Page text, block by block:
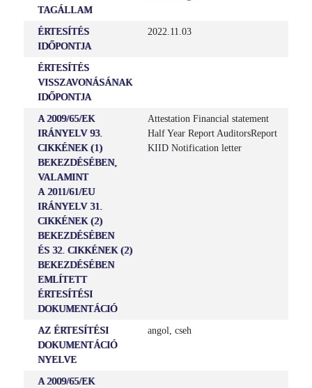
TAGÁLLAM
ÉRTESÍTÉS
IDŐPONTJA
2022.11.03
ÉRTESÍTÉS
VISSZAVONÁSÁNAK
IDŐPONTJA
A 2009/65/EK
IRÁNYELV 93.
CIKKÉNEK (1)
BEKEZDÉSÉBEN,
VALAMINT
A 2011/61/EU
IRÁNYELV 31.
CIKKÉNEK (2)
BEKEZDÉSÉBEN
ÉS 32. CIKKÉNEK (2)
BEKEZDÉSÉBEN
EMLÍTETT
ÉRTESÍTÉSI
DOKUMENTÁCIÓ
Attestation Financial statement
Half Year Report AuditorsReport
KIID Notification letter
AZ ÉRTESÍTÉSI
DOKUMENTÁCIÓ
NYELVE
angol, cseh
A 2009/65/EK